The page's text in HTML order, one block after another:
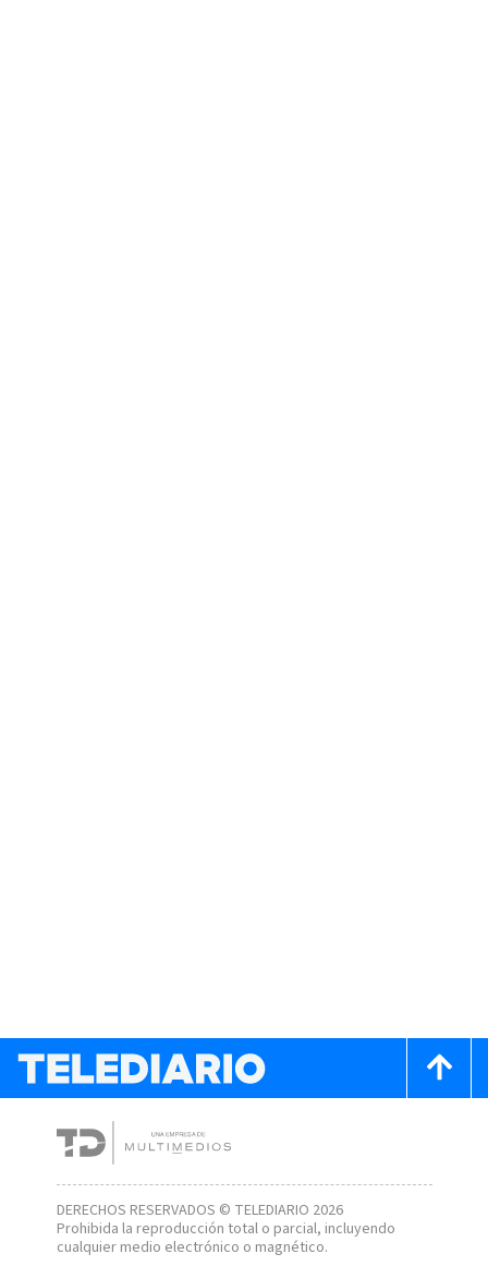
DERECHOS RESERVADOS © TELEDIARIO 2026
Prohibida la reproducción total o parcial, incluyendo
cualquier medio electrónico o magnético.